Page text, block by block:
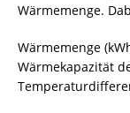
Wärmemenge.
Wärmemenge
Wärmekapazität